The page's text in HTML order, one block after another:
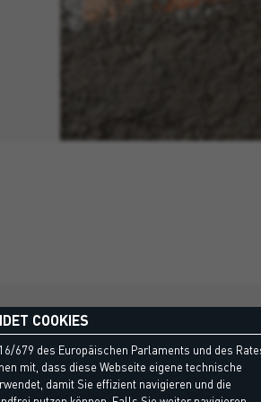
ENTDECKEN
COOKIES
679 des Europäischen Parlaments und des
mit, dass diese Webseite eigene technische
damit Sie effizient navigieren und die